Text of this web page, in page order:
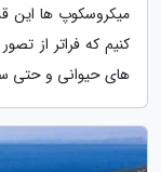
میکروسکوپ ها این
کنیم که فراتر از
های حیوانی و حتی